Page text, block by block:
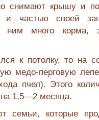
снимают крышу и
и частью своей
ним много корма,
к потолку, то на
медо-перговую
пчел). Этого
на 1,5—2 месяца.
семьи, которые